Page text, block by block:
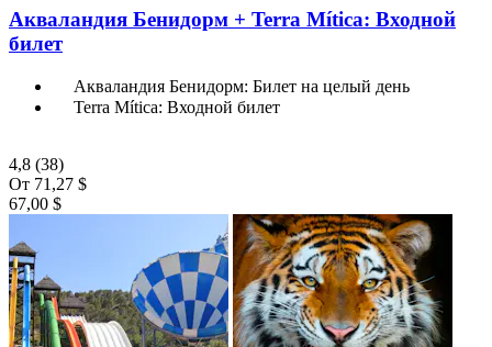
Акваландия Бенидорм + Terra Mítica: Входной
билет
Акваландия Бенидорм: Билет на целый день
Terra Mítica: Входной билет
4,8 (38)
От 71,27 $
67,00 $